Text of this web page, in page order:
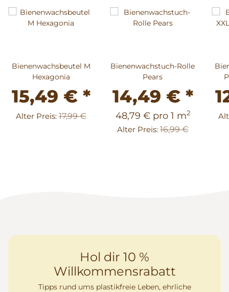
Bienenwachsbeutel M
Hexagonia
15,49 € *
Alter Preis:17,99 €
Bienenwachstuch-Rolle
Pears
14,49 € *
48,79 € pro 1 m2
Alter Preis:16,99 €
Hol dir 10 %
Willkommensrabatt
Tipps rund ums plastikfreie Leben, ehrliche